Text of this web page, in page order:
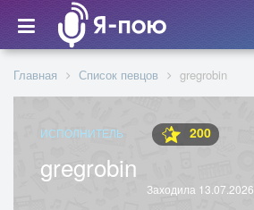
Главная Список певцов gregrobin
ИСПОЛНИТЕЛЬ 200
gregrobin
Заходила 13.07.2026